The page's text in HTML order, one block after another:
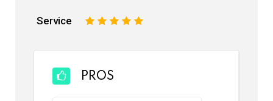
Service 5
4
3
2
PROS